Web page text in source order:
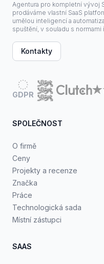
Agentura pro kompletní vývoj
prodáváme vlastní SaaS
umělou inteligencí a
spuštění, v souladu s normami
Kontakty
GDPR
SPOLEČNOST
O firmě
Ceny
Projekty a recenze
Značka
Práce
Technologická sada
Místní zástupci
SAAS